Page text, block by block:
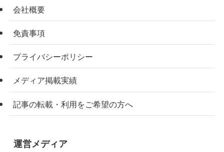
会社概要
免責事項
プライバシーポリシー
メディア掲載実績
記事の転載・利用をご希望の方へ
運営メディア